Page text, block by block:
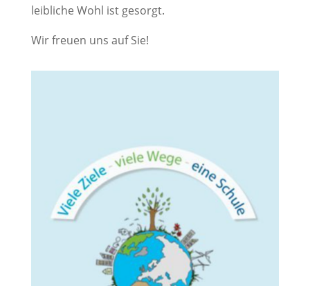
leibliche Wohl ist gesorgt.
Wir freuen uns auf Sie!